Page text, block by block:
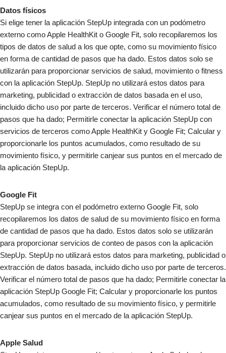
Datos físicos
Si elige tener la aplicación StepUp integrada con un podómetro
externo como Apple HealthKit o Google Fit, solo recopilaremos los
tipos de datos de salud a los que opte, como su movimiento físico
en forma de cantidad de pasos que ha dado. Estos datos solo se
utilizarán para proporcionar servicios de salud, movimiento o fitness
con la aplicación StepUp. StepUp no utilizará estos datos para
marketing, publicidad o extracción de datos basada en el uso,
incluido dicho uso por parte de terceros. Verificar el número total de
pasos que ha dado; Permitirle conectar la aplicación StepUp con
servicios de terceros como Apple HealthKit y Google Fit; Calcular y
proporcionarle los puntos acumulados, como resultado de su
movimiento físico, y permitirle canjear sus puntos en el mercado de
la aplicación StepUp.
Google Fit
StepUp se integra con el podómetro externo Google Fit, solo
recopilaremos los datos de salud de su movimiento físico en forma
de cantidad de pasos que ha dado. Estos datos solo se utilizarán
para proporcionar servicios de conteo de pasos con la aplicación
StepUp. StepUp no utilizará estos datos para marketing, publicidad o
extracción de datos basada, incluido dicho uso por parte de terceros.
Verificar el número total de pasos que ha dado; Permitirle conectar la
aplicación StepUp Google Fit; Calcular y proporcionarle los puntos
acumulados, como resultado de su movimiento físico, y permitirle
canjear sus puntos en el mercado de la aplicación StepUp.
Apple Salud